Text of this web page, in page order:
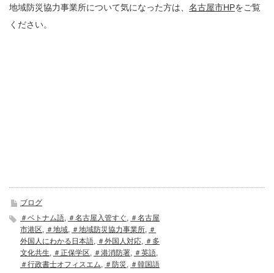
地域防災協力事業所について気になった方は、 名古屋市HPをご覧
ください。
ブログ
＃ベトナム語, ＃名古屋入管すぐ, ＃名古屋
市港区, ＃地域, ＃地域防災協力事業所, ＃
外国人にわかる日本語, ＃外国人対応, ＃多
文化共生, ＃正保学区, ＃港消防署, ＃英語,
＃行政書士オフィスエム, ＃防災 , ＃韓国語